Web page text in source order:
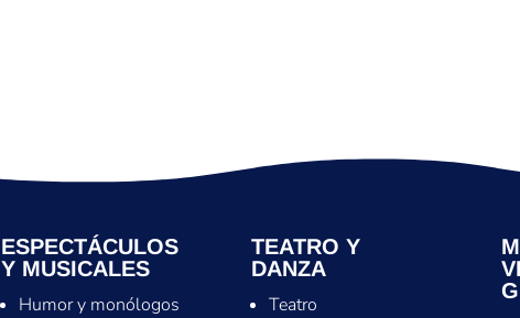
ESPECTÁCULOS
Y MUSICALES
Humor y monólogos
TEATRO Y
DANZA
Teatro